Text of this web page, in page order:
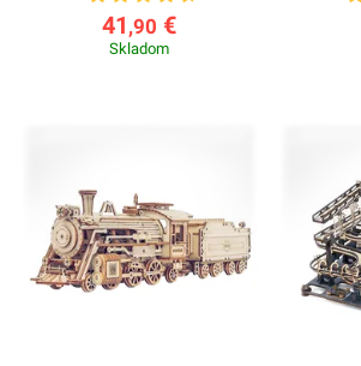
41 ,90 €
Skladom